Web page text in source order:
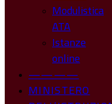
Modulistica
ATA
Istanze
online
————
MINISTERO